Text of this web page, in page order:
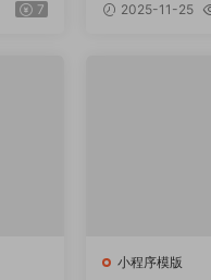
7 2025-11-25
小程序模版